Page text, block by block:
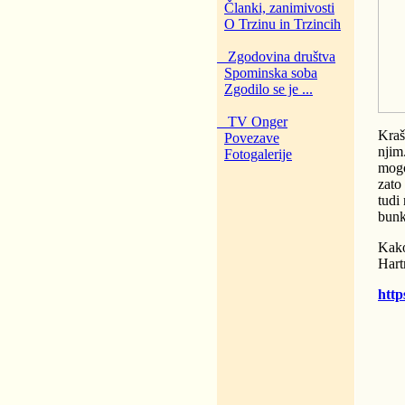
Članki, zanimivosti
O Trzinu in Trzincih
Zgodovina društva
Spominska soba
Zgodilo se je ...
TV Onger
Povezave
Fotogalerije
tudi